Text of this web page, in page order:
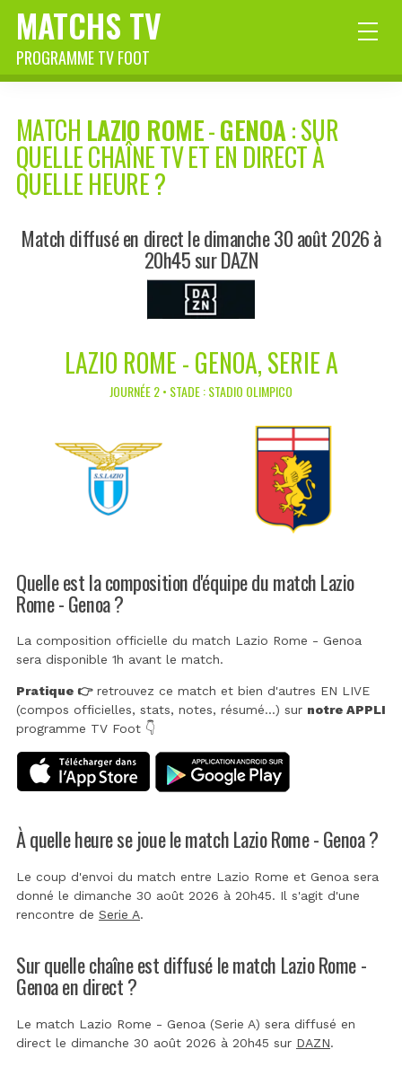
MATCHS TV
PROGRAMME TV FOOT
MATCH LAZIO ROME-GENOA: SUR
QUELLE CHAÎNE TV ET EN DIRECT À
QUELLE HEURE ?
Match diffusé en direct le dimanche 30 août 2026 à
20h45 sur DAZN
LAZIO ROME - GENOA, SERIE A
JOURNÉE 2 • STADE : STADIO OLIMPICO
Quelle est la composition d'équipe du match Lazio
Rome - Genoa ?
La composition officielle du match Lazio Rome - Genoa
sera disponible 1h avant le match.
Pratique 👉retrouvez ce match et bien d'autres EN LIVE
(compos officielles, stats, notes, résumé...) sur notre APPLI
programme TV Foot 👇
À quelle heure se joue le match Lazio Rome - Genoa ?
Le coup d'envoi du match entre Lazio Rome et Genoa sera
donné le dimanche 30 août 2026 à 20h45. Il s'agit d'une
rencontre de Serie A.
Sur quelle chaîne est diffusé le match Lazio Rome -
Genoa en direct ?
Le match Lazio Rome - Genoa (Serie A) sera diffusé en
direct le dimanche 30 août 2026 à 20h45 sur DAZN.